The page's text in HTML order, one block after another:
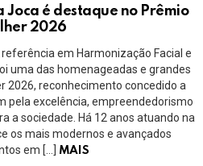
Joca é destaque no Prêmio
2026
em Harmonização Facial e
uma das homenageadas e grandes
2026, reconhecimento concedido a
pela excelência, empreendedorismo
a sociedade. Há 12 anos atuando na
os mais modernos e avançados
em […]
MAIS